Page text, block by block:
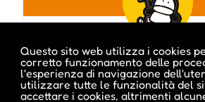
Questo sito web utilizza i cookies
corretto funzionamento delle
l'esperienza di navigazione
utilizzare tutte le funzionalità del
accettare i cookies, altrimenti